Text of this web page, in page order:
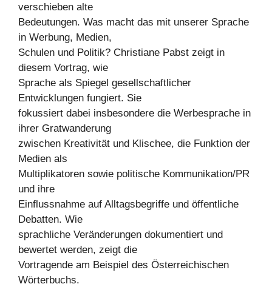
verschieben alte
Bedeutungen. Was macht das mit unserer Sprache
in Werbung, Medien,
Schulen und Politik? Christiane Pabst zeigt in
diesem Vortrag, wie
Sprache als Spiegel gesellschaftlicher
Entwicklungen fungiert. Sie
fokussiert dabei insbesondere die Werbesprache in
ihrer Gratwanderung
zwischen Kreativität und Klischee, die Funktion der
Medien als
Multiplikatoren sowie politische Kommunikation/PR
und ihre
Einflussnahme auf Alltagsbegriffe und öffentliche
Debatten. Wie
sprachliche Veränderungen dokumentiert und
bewertet werden, zeigt die
Vortragende am Beispiel des Österreichischen
Wörterbuchs.